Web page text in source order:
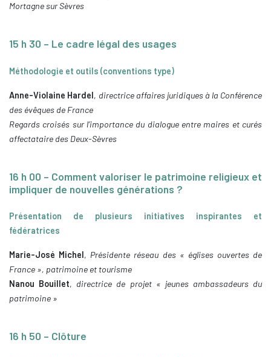
Mortagne sur Sèvres
15 h 30 – Le cadre légal des usages
Méthodologie et outils (conventions type)
Anne-Violaine Hardel, directrice affaires juridiques à la Conférence
des évêques de France
Regards croisés sur l’importance du dialogue entre maires et curés
affectataire des Deux-Sèvres
16 h 00 – Comment valoriser le patrimoine religieux et
impliquer de nouvelles générations ?
Présentation de plusieurs initiatives inspirantes et
fédératrices
Marie-José Michel, Présidente réseau des « églises ouvertes de
France », patrimoine et tourisme
Nanou Bouillet, directrice de projet « jeunes ambassadeurs du
patrimoine »
16 h 50 – Clôture